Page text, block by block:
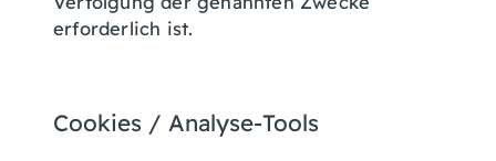
erforderlich ist.
Cookies / Analyse-Tools